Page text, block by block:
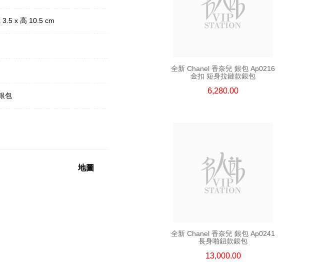
3.5 x 高 10.5 cm
包
地圖
全新 Chanel 香奈兒 銀包 Ap0216
金扣 短身拉鏈款銀包
6,280.00
全新 Chanel 香奈兒 銀包 Ap0241
長身啪鈕款銀包
13,000.00